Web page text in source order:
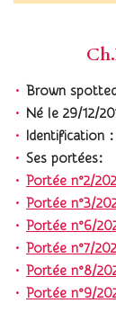
Brown
Né le 29/12/
Identification
Ses portées:
Portée n°2/
Portée n°3/
Portée n°6/
Portée n°7/
Portée n°8/
Portée n°9/